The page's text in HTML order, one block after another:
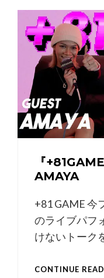
『
AMAYA
+81 GAME 今
のライブパフ
けないトーク
CONTINUE